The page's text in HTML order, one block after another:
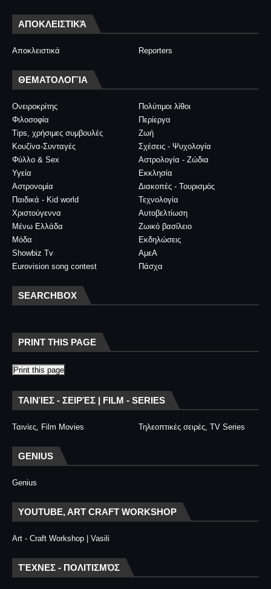
ΑΠΟΚΛΕΙΣΤΙΚΆ
Αποκλειστικά Reporters
ΘΕΜΑΤΟΛΟΓΊΑ
Ονειροκρίτης
Πολύτιμοι λίθοι
Φιλοσοφία
Περίεργα
Tips, χρήσιμες συμβουλές
Ζωή
Κουζίνα-Συνταγές
Σχέσεις - Ψυχολογία
Φύλλο & Sex
Αστρολογία - Ζώδια
Υγεία
Εκκλησία
Αστρονομία
Διακοπές - Τουρισμός
Παιδικά - Kid world
Τεχνολογία
Χριστούγεννα
Αυτοβελτίωση
Μένω Ελλάδα
Ζωικό βασίλειο
Μόδα
Εκδηλώσεις
Showbiz Tv
ΑμεΑ
Eurovision song contest
Πάσχα
SEARCHBOX
PRINT THIS PAGE
Print this page
ΤΑΙΝΊΕΣ - ΣΕΙΡΈΣ | FILM - SERIES
Ταινίες, Film Movies Τηλεοπτικές σειρές, TV Series
GENIUS
Genius
YOUTUBE, ART CRAFT WORKSHOP
Art - Craft Workshop | Vasili
ΤΈΧΝΕΣ - ΠΟΛΙΤΙΣΜΌΣ